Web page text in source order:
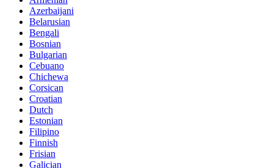
Azerbaijani
Belarusian
Bengali
Bosnian
Bulgarian
Cebuano
Chichewa
Corsican
Croatian
Dutch
Estonian
Filipino
Finnish
Frisian
Galician